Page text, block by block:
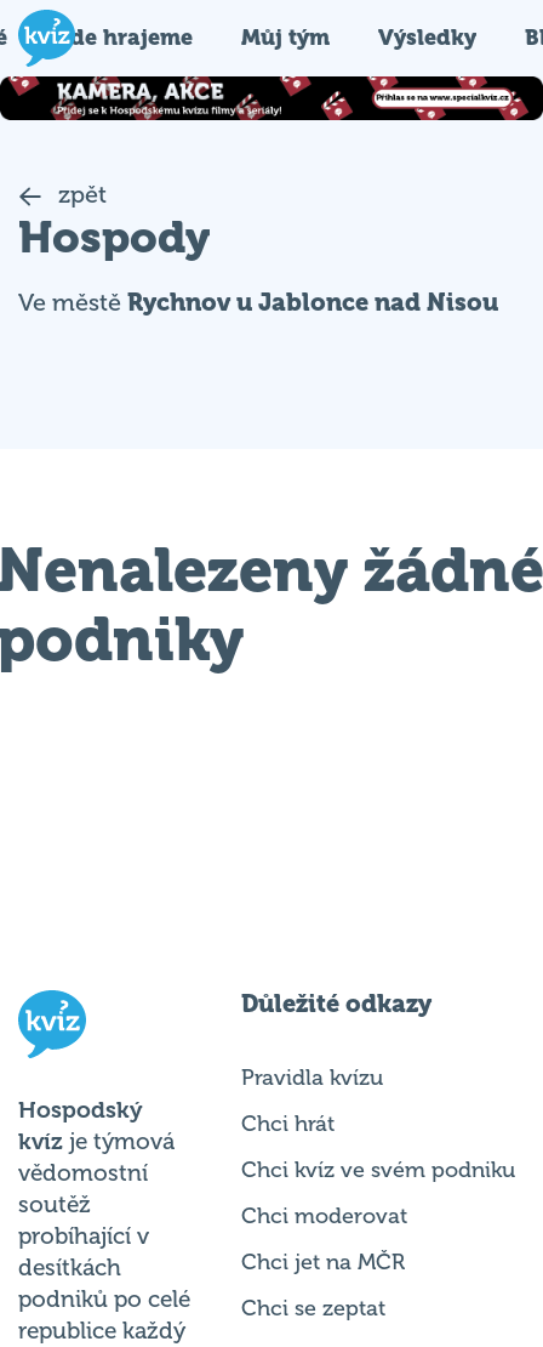
Kde hrajeme Můj tým Výsledky
zpět
Hospody
Ve městě Rychnov u Jablonce nad Nisou
žádné
Hospodský
kvíz je týmová
vědomostní
soutěž
probíhající v
desítkách
podniků po celé
republice každý
Důležité odkazy
Pravidla kvízu
Chci hrát
Chci kvíz ve svém podniku
Chci moderovat
Chci jet na MČR
Chci se zeptat